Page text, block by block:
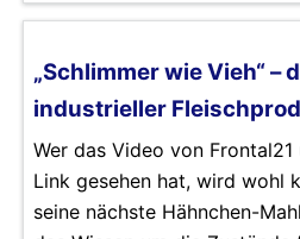
„Schlimmer wie Vieh“ –
industrieller
Wer das Video von
Link gesehen hat, wird wohl
seine nächste Hähnchen-